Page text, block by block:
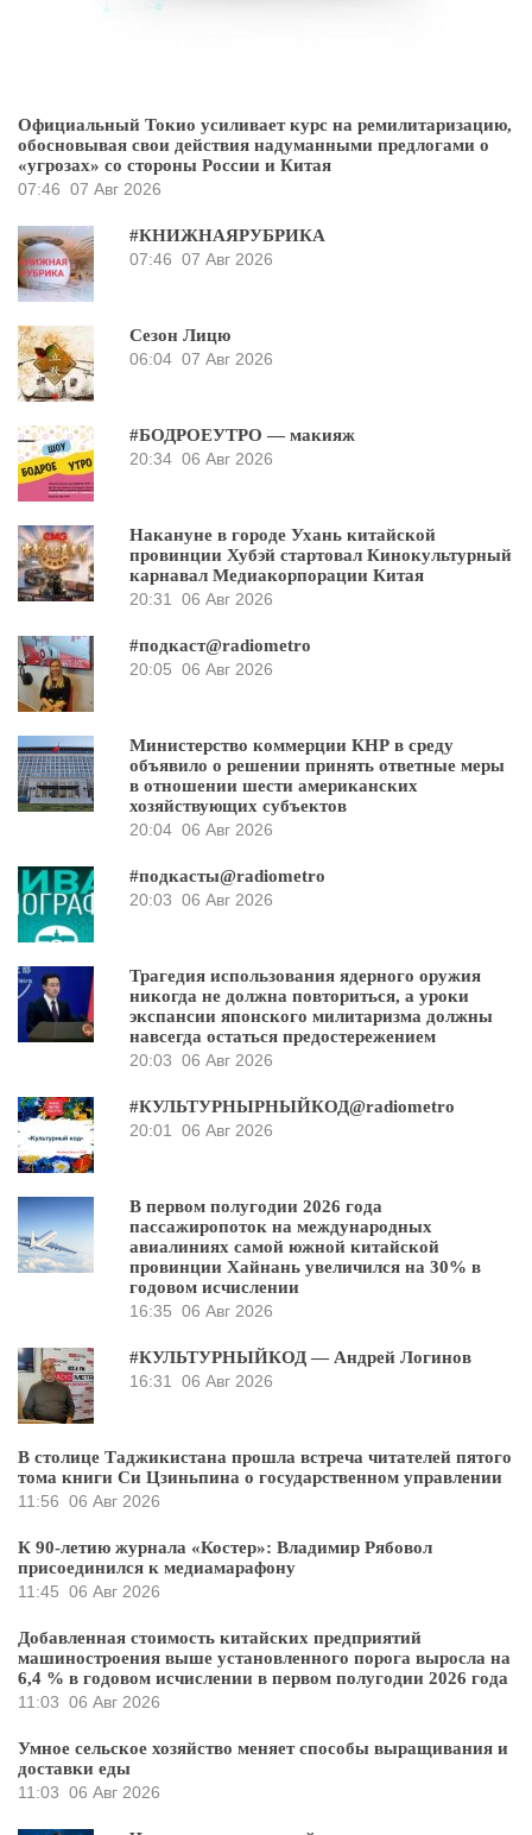
Официальный Токио усиливает курс на ремилитаризацию,
обосновывая свои действия надуманными предлогами о
«угрозах» со стороны России и Китая
07:46 07 Авг 2026
#КНИЖНАЯРУБРИКА
07:46 07 Авг 2026
Сезон Лицю
06:04 07 Авг 2026
#БОДРОЕУТРО — макияж
20:34 06 Авг 2026
Накануне в городе Ухань китайской
провинции Хубэй стартовал Кинокультурный
карнавал Медиакорпорации Китая
20:31 06 Авг 2026
#подкаст@radiometro
20:05 06 Авг 2026
Министерство коммерции КНР в среду
объявило о решении принять ответные меры
в отношении шести американских
хозяйствующих субъектов
20:04 06 Авг 2026
#подкасты@radiometro
20:03 06 Авг 2026
Трагедия использования ядерного оружия
никогда не должна повториться, а уроки
экспансии японского милитаризма должны
навсегда остаться предостережением
20:03 06 Авг 2026
#КУЛЬТУРНЫРНЫЙКОД@radiometro
20:01 06 Авг 2026
В первом полугодии 2026 года
пассажиропоток на международных
авиалиниях самой южной китайской
провинции Хайнань увеличился на 30% в
годовом исчислении
16:35 06 Авг 2026
#КУЛЬТУРНЫЙКОД — Андрей Логинов
16:31 06 Авг 2026
В столице Таджикистана прошла встреча читателей пятого
тома книги Си Цзиньпина о государственном управлении
11:56 06 Авг 2026
К 90-летию журнала «Костер»: Владимир Рябовол
присоединился к медиамарафону
11:45 06 Авг 2026
Добавленная стоимость китайских предприятий
машиностроения выше установленного порога выросла на
6,4 % в годовом исчислении в первом полугодии 2026 года
11:03 06 Авг 2026
Умное сельское хозяйство меняет способы выращивания и
доставки еды
11:03 06 Авг 2026